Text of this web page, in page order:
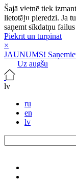
Šajā vietnē tiek
lietotāju pieredzi. Ja
saņemt sīkdatņu
Piekrīt un turpināt
×
JAUNUMS!
Uz augšu
lv
ru
en
lv